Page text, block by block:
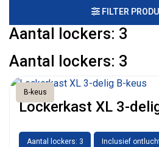
FILTER
Aantal lockers: 3
Aantal lockers: 3
B-keus
Lockerkast XL 3-
Aantal lockers: 3 Inclusief